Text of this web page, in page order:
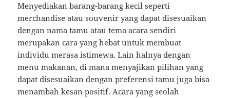
Menyediakan barang-barang kecil seperti
merchandise atau souvenir yang dapat disesuaikan
dengan nama tamu atau tema acara sendiri
merupakan cara yang hebat untuk membuat
individu merasa istimewa. Lain halnya dengan
menu makanan, di mana menyajikan pilihan yang
dapat disesuaikan dengan preferensi tamu juga bisa
menambah kesan positif. Acara yang seolah